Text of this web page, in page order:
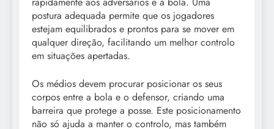
postura adequada permite que os jogadores
estejam equilibrados e prontos para se mover em
qualquer direção, facilitando um melhor controlo
em situações apertadas.
Os médios devem procurar posicionar os seus
corpos entre a bola e o defensor, criando uma
barreira que protege a posse. Este posicionamento
não só ajuda a manter o controlo, mas também